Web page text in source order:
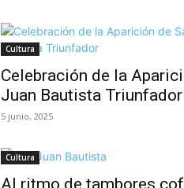
Cultura
Celebración de la
Juan Bautista Triunfador
5 junio, 2025
Cultura
Al ritmo de tambores